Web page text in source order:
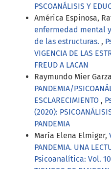
PSCOANÁLISIS Y
América Espinosa,
enfermedad mental
de las estructuras. ,
VIGENCIA DE LAS
FREUD A LACAN
Raymundo Mier
PANDEMIA/
ESCLARECIMIENTO ,
(2020):
PANDEMIA
María Elena Elmiger,
PANDEMIA. UNA
Psicoanalítica: Vol. 10